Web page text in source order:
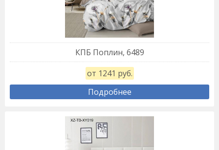
КПБ Поплин, 6489
от 1241 руб.
Подробнее